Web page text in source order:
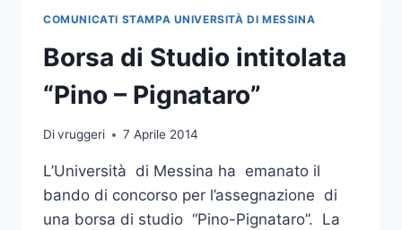
NIAF
COMUNICATI STAMPA UNIVERSITÀ DI MESSINA
Borsa di Studio intitolata
“Pino – Pignataro”
Divruggeri 7 Aprile 2014
L’Università di Messina ha emanato il
bando di concorso per l’assegnazione di
una borsa di studio “Pino-Pignataro”. La